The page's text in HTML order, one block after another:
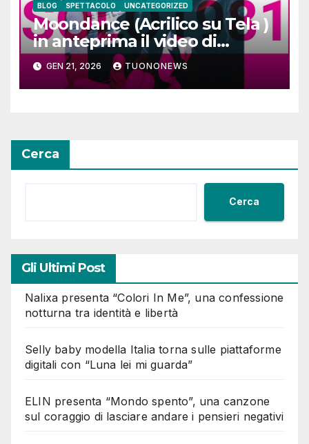
BLOG SPETTACOLO UNCATEGORIZED
Moondance (Acrilico su Tela )
in anteprima il video di
SOLO1981
GEN 21, 2026 TUONONEWS
Cerca
Cerca
Gli Ultimi Post
Nalixa presenta “Colori In Me”, una confessione
notturna tra identità e libertà
Selly baby modella Italia torna sulle piattaforme
digitali con “Luna lei mi guarda”
ELIN presenta “Mondo spento”, una canzone
sul coraggio di lasciare andare i pensieri negativi